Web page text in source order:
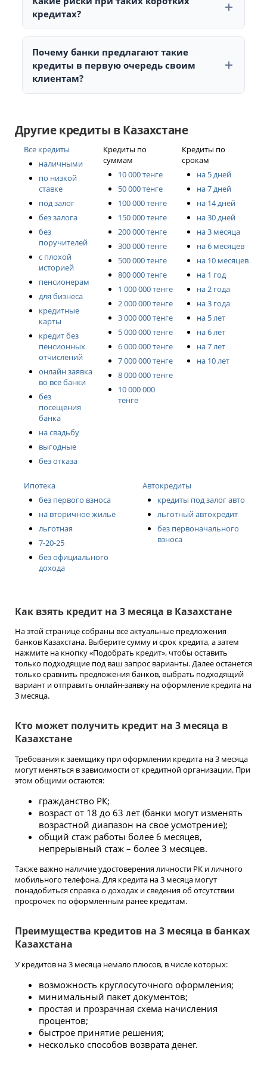
карте.
кредитах?
Главный риск — высокий ежемесячный платёж.
Нужно убедиться, что он не перегрузит бюджет.
Почему банки предлагают такие
кредиты в первую очередь своим
клиентам?
Другие кредиты в Казахстане
Все кредиты
наличными
по низкой
ставке
под залог
без залога
без
поручителей
с плохой
историей
пенсионерам
для бизнеса
кредитные
карты
кредит без
пенсионных
отчислений
онлайн заявка
во все банки
без
посещения
банка
на свадьбу
выгодные
без отказа
Кредиты по
суммам
10 000 тенге
50 000 тенге
100 000 тенге
150 000 тенге
200 000 тенге
300 000 тенге
500 000 тенге
800 000 тенге
1 000 000 тенге
2 000 000 тенге
3 000 000 тенге
5 000 000 тенге
6 000 000 тенге
7 000 000 тенге
8 000 000 тенге
10 000 000
тенге
Кредиты по
срокам
на 5 дней
на 7 дней
на 14 дней
на 30 дней
на 3 месяца
на 6 месяцев
на 10 месяцев
на 1 год
на 2 года
на 3 года
на 5 лет
на 6 лет
на 7 лет
на 10 лет
Ипотека
без первого взноса
на вторичное жилье
льготная
7-20-25
без официального
дохода
Автокредиты
кредиты под залог авто
льготный автокредит
без первоначального
взноса
Как взять кредит на 3 месяца в Казахстане
На этой странице собраны все актуальные предложения
банков Казахстана. Выберите сумму и срок кредита, а затем
нажмите на кнопку «Подобрать кредит», чтобы оставить
только подходящие под ваш запрос варианты. Далее останется
только сравнить предложения банков, выбрать подходящий
вариант и отправить онлайн-заявку на оформление кредита на
3 месяца.
Кто может получить кредит на 3 месяца в
Казахстане
Требования к заемщику при оформлении кредита на 3 месяца
могут меняться в зависимости от кредитной организации. При
этом общими остаются:
гражданство РК;
возраст от 18 до 63 лет (банки могут изменять
возрастной диапазон на свое усмотрение);
общий стаж работы более 6 месяцев,
непрерывный стаж – более 3 месяцев.
Также важно наличие удостоверения личности РК и личного
мобильного телефона. Для кредита на 3 месяца могут
понадобиться справка о доходах и сведения об отсутствии
просрочек по оформленным ранее кредитам.
Преимущества кредитов на 3 месяца в банках
Казахстана
У кредитов на 3 месяца немало плюсов, в числе которых:
возможность круглосуточного оформления;
минимальный пакет документов;
простая и прозрачная схема начисления
процентов;
быстрое принятие решения;
несколько способов возврата денег.